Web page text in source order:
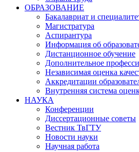
ОБРАЗОВАНИЕ
Бакалавриат и
Магистратура
Аспирантура
Информация об
Дистанционное обучение
Дополнительное
Независимая оценка
Аккредитации
Внутренняя система
НАУКА
Конференции
Диссертационные советы
Вестник ТвГТУ
Новости науки
Научная работа